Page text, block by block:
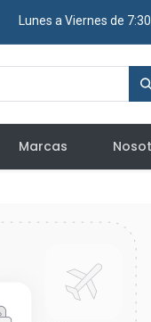
Lunes a Viernes de 7:30
Marcas